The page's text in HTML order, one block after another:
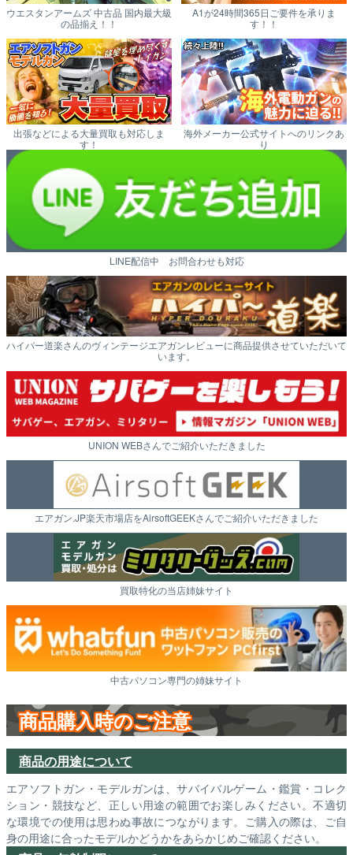
ウエスタンアームズ 中古品 国内最大級
の品揃え！！
A1が24時間365日ご要件を承りま
す！！
出張などによる大量買取も対応しま
す！
海外メーカー公式サイトへのリンクあ
り
LINE配信中 お問合わせも対応
ハイパー道楽さんのヴィンテージエアガンレビューに商品提供させていただいて
います。
UNION WEBさんでご紹介いただきました
エアガン.JP楽天市場店をAirsoftGEEKさんでご紹介いただきました
買取特化の当店姉妹サイト
中古パソコン専門の姉妹サイト
商品購入時のご注意
商品の用途について
エアソフトガン・モデルガンは、サバイバルゲーム・鑑賞・コレク
ション・競技など、正しい用途の範囲でお楽しみください。不適切
な環境での使用は思わぬ事故につながります。ご購入の際は、ご自
身の用途に合ったモデルかどうかをあらかじめご確認ください。